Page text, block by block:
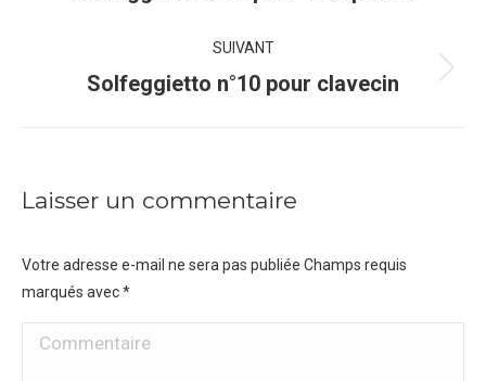
SUIVANT
Projets
Solfeggietto n°10 pour clavecin
Laisser un commentaire
Votre adresse e-mail ne sera pas publiée Champs requis
marqués avec*
Commentaire